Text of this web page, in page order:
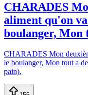
CHARADES
aliment qu'on
boulanger, Mon
CHARADES Mon
le boulanger, Mon tout a
pain).